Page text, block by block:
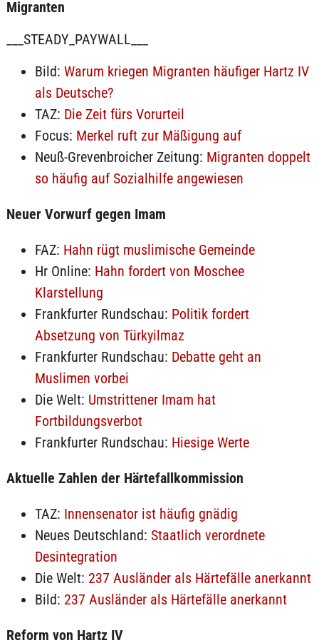
Migranten
___STEADY_PAYWALL___
Bild: Warum kriegen Migranten häufiger Hartz IV
als Deutsche?
TAZ: Die Zeit fürs Vorurteil
Focus: Merkel ruft zur Mäßigung auf
Neuß-Grevenbroicher Zeitung: Migranten doppelt
so häufig auf Sozialhilfe angewiesen
Neuer Vorwurf gegen Imam
FAZ: Hahn rügt muslimische Gemeinde
Hr Online: Hahn fordert von Moschee
Klarstellung
Frankfurter Rundschau: Politik fordert
Absetzung von Türkyilmaz
Frankfurter Rundschau: Debatte geht an
Muslimen vorbei
Die Welt: Umstrittener Imam hat
Fortbildungsverbot
Frankfurter Rundschau: Hiesige Werte
Aktuelle Zahlen der Härtefallkommission
TAZ: Innensenator ist häufig gnädig
Neues Deutschland: Staatlich verordnete
Desintegration
Die Welt: 237 Ausländer als Härtefälle anerkannt
Bild: 237 Ausländer als Härtefälle anerkannt
Reform von Hartz IV